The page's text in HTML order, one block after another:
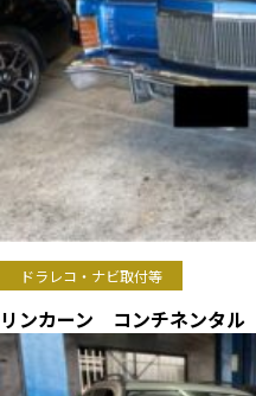
ドラレコ・ナビ取付等
リンカーン コンチネンタ